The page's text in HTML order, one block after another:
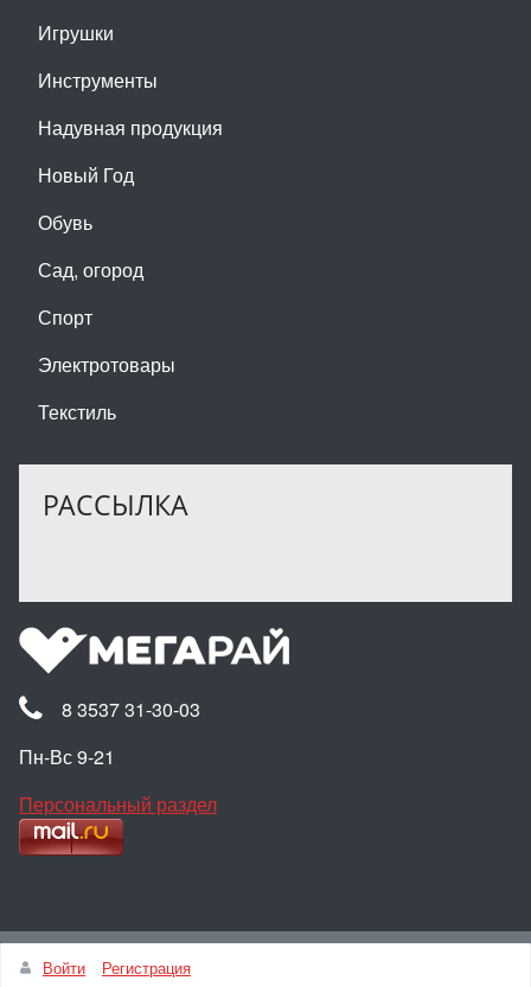
Игрушки
Инструменты
Надувная продукция
Новый Год
Обувь
Сад, огород
Спорт
Электротовары
Текстиль
РАССЫЛКА
8 3537 31-30-03
Пн-Вс 9-21
Персональный раздел
Войти
Регистрация